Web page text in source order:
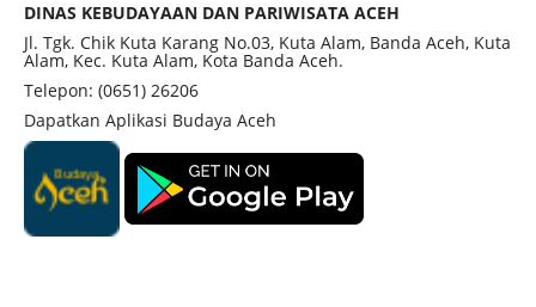
DINAS KEBUDAYAAN DAN PARIWISATA ACEH
Jl. Tgk. Chik Kuta Karang No.03, Kuta Alam, Banda Aceh, Kuta
Alam, Kec. Kuta Alam, Kota Banda Aceh.
Telepon: (0651) 26206
Dapatkan Aplikasi Budaya Aceh